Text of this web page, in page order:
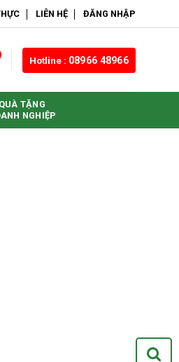
LIÊN HỆ ĐĂNG NHẬP
Hotline : 08966 48966
QUÀ TẶNG
NGHIỆP